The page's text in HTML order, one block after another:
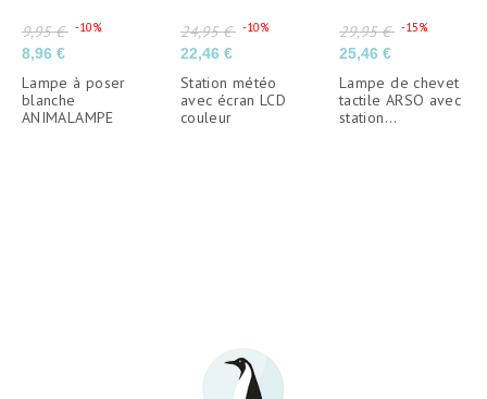
Prix de base
9,95 € -10%Prix
8,96 €
Lampe à poser
blanche
ANIMALAMPE
Prix de base
24,95 € -10%
Prix
22,46 €
Station météo
avec écran LCD
couleur
Prix de base
29,95 € -15%
Prix
25,46 €
Lampe de chevet
tactile ARSO avec
station...